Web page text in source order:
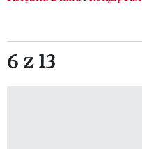
6 z 13